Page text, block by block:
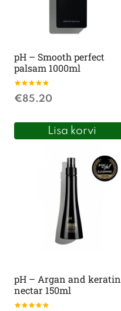
pH – Smooth perfect
palsam 1000ml
Hinnanguga
5.00
€85.20
Lisa korvi
pH – Argan and keratin
nectar 150ml